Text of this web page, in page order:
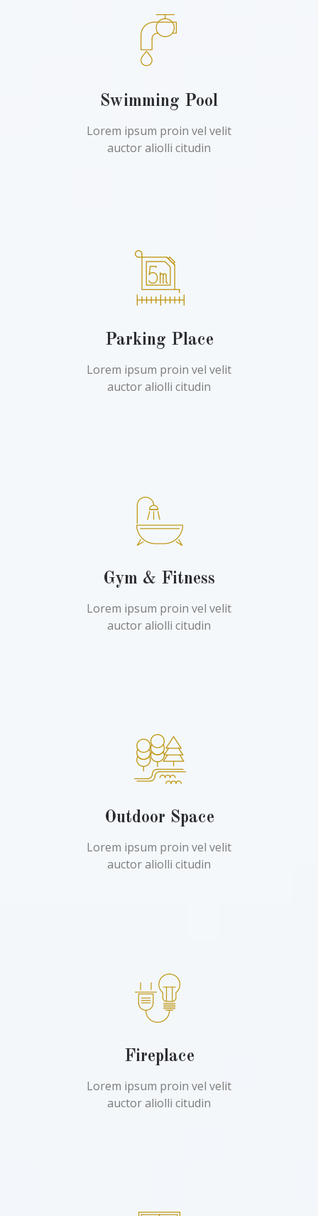
Swimming Pool
Lorem ipsum proin vel velit
auctor aliolli citudin
Parking Place
Lorem ipsum proin vel velit
auctor aliolli citudin
Gym & Fitness
Lorem ipsum proin vel velit
auctor aliolli citudin
Outdoor Space
Lorem ipsum proin vel velit
auctor aliolli citudin
Fireplace
Lorem ipsum proin vel velit
auctor aliolli citudin